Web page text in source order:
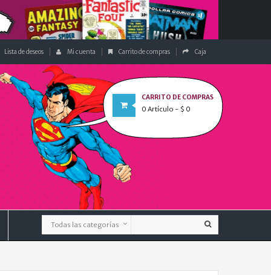
Lista de deseos Mi cuenta Carrito de compras Caja
CARRITO DE COMPRAS
0 Artículo - $ 0